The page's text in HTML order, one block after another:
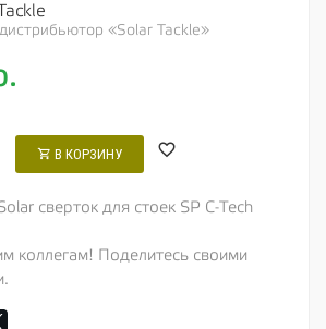
«Solar Tackle»
В КОРЗИНУ
сверток для стоек SP C-Tech
коллегам! Поделитесь своими